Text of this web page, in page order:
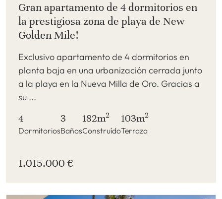
Gran apartamento de 4 dormitorios en
la prestigiosa zona de playa de New
Golden Mile!
Exclusivo apartamento de 4 dormitorios en
planta baja en una urbanización cerrada junto
a la playa en la Nueva Milla de Oro. Gracias a
su ...
4
Dormitorios
3
Baños
182m2
Construído
103m2
Terraza
1.015.000 €